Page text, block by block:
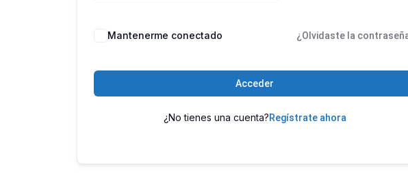
Mantenerme conectado ¿Olvidaste la
Acceder
¿No tienes una cuenta?Regístrate ahora